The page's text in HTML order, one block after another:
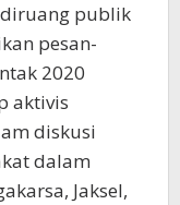
publik
pesan-
2020
aktivis
diskusi
dalam
Jaksel,